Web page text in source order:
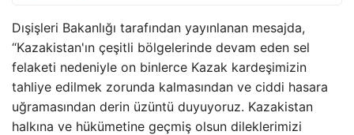
Dışişleri Bakanlığı tarafından yayınlanan mesajda,
“Kazakistan'ın çeşitli bölgelerinde devam eden sel
felaketi nedeniyle on binlerce Kazak kardeşimizin
tahliye edilmek zorunda kalmasından ve ciddi hasara
uğramasından derin üzüntü duyuyoruz. Kazakistan
halkına ve hükümetine geçmiş olsun dileklerimizi